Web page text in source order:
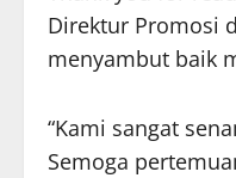
Direktur Promosi
menyambut baik
“Kami sangat
Semoga